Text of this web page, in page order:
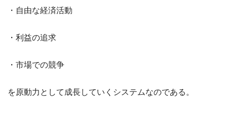
・自由な経済活動
・利益の追求
・市場での競争
を原動力として成長していくシステムなのである。